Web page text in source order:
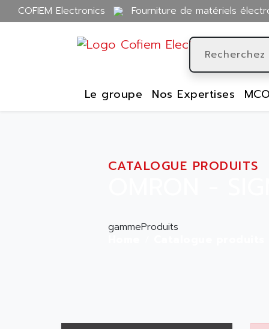
COFIEM Electronics Fourniture de matériels
Le groupe Nos Expertises
CATALOGUE PRODUITS
gammeProduits